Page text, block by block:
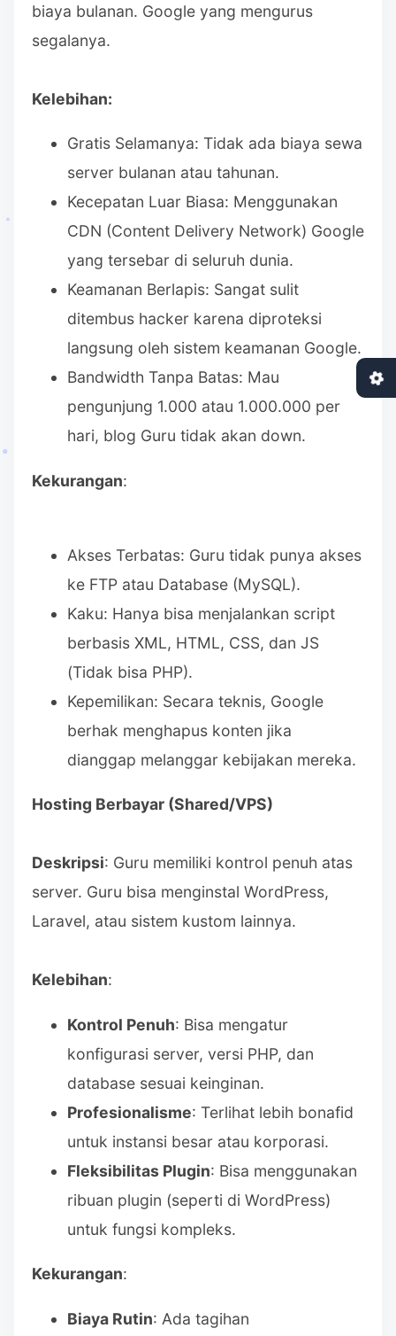
biaya bulanan. Google yang mengurus
segalanya.
Kelebihan:
Gratis Selamanya: Tidak ada biaya sewa
server bulanan atau tahunan.
Kecepatan Luar Biasa: Menggunakan
CDN (Content Delivery Network) Google
yang tersebar di seluruh dunia.
Keamanan Berlapis: Sangat sulit
ditembus hacker karena diproteksi
langsung oleh sistem keamanan Google.
Bandwidth Tanpa Batas: Mau
pengunjung 1.000 atau 1.000.000 per
hari, blog Guru tidak akan down.
Kekurangan:
Akses Terbatas: Guru tidak punya akses
ke FTP atau Database (MySQL).
Kaku: Hanya bisa menjalankan script
berbasis XML, HTML, CSS, dan JS
(Tidak bisa PHP).
Kepemilikan: Secara teknis, Google
berhak menghapus konten jika
dianggap melanggar kebijakan mereka.
Hosting Berbayar (Shared/VPS)
Deskripsi: Guru memiliki kontrol penuh atas
server. Guru bisa menginstal WordPress,
Laravel, atau sistem kustom lainnya.
Kelebihan:
Kontrol Penuh: Bisa mengatur
konfigurasi server, versi PHP, dan
database sesuai keinginan.
Profesionalisme: Terlihat lebih bonafid
untuk instansi besar atau korporasi.
Fleksibilitas Plugin: Bisa menggunakan
ribuan plugin (seperti di WordPress)
untuk fungsi kompleks.
Kekurangan:
Biaya Rutin: Ada tagihan